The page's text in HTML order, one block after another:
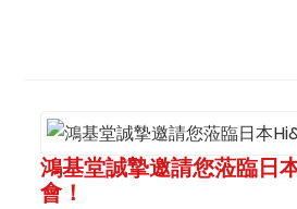
鴻基堂誠摯邀請您蒞臨日
會！